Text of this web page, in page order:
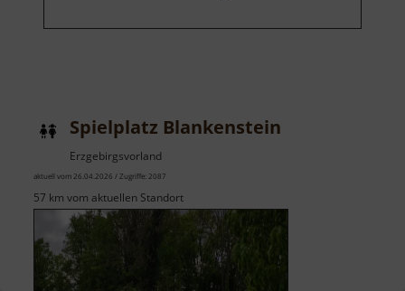
Spielplatz Blankenstein
Erzgebirgsvorland
aktuell vom 26.04.2026 / Zugriffe: 2087
57 km vom aktuellen Standort